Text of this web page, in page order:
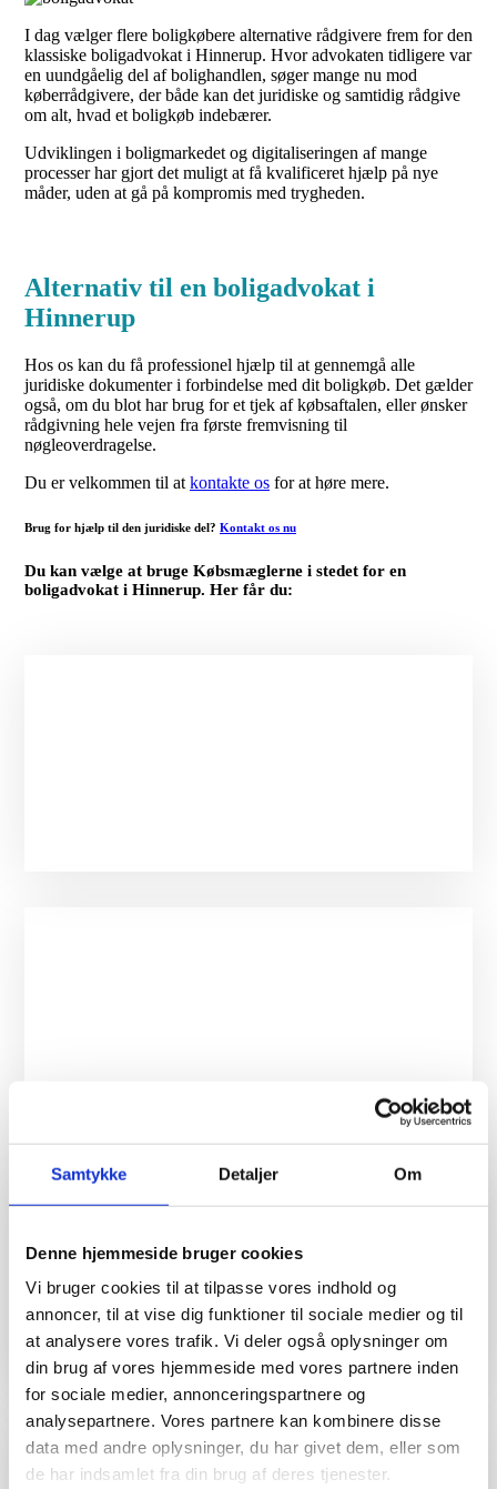
Samtykke Detaljer Om
Denne hjemmeside bruger cookies
Vi bruger cookies til at tilpasse vores indhold og
annoncer, til at vise dig funktioner til sociale medier og til
at analysere vores trafik. Vi deler også oplysninger om
din brug af vores hjemmeside med vores partnere inden
for sociale medier, annonceringspartnere og
analysepartnere. Vores partnere kan kombinere disse
data med andre oplysninger, du har givet dem, eller som
de har indsamlet fra din brug af deres tjenester.
I dag vælger flere boligkøbere alternative rådgivere frem for den
klassiske boligadvokat i Hinnerup. Hvor advokaten tidligere var
en uundgåelig del af bolighandlen, søger mange nu mod
køberrådgivere, der både kan det juridiske og samtidig rådgive
om alt, hvad et boligkøb indebærer.
Udviklingen i boligmarkedet og digitaliseringen af mange
processer har gjort det muligt at få kvalificeret hjælp på nye
måder, uden at gå på kompromis med trygheden.
Alternativ til en boligadvokat i
Hinnerup
Hos os kan du få professionel hjælp til at gennemgå alle
juridiske dokumenter i forbindelse med dit boligkøb. Det gælder
også, om du blot har brug for et tjek af købsaftalen, eller ønsker
rådgivning hele vejen fra første fremvisning til
nøgleoverdragelse.
Du er velkommen til at kontakte os for at høre mere.
Brug for hjælp til den juridiske del? Kontakt os nu
Du kan vælge at bruge Købsmæglerne i stedet for en
boligadvokat i Hinnerup. Her får du:
Godkendelse efter købsaftalen efter underskrift.